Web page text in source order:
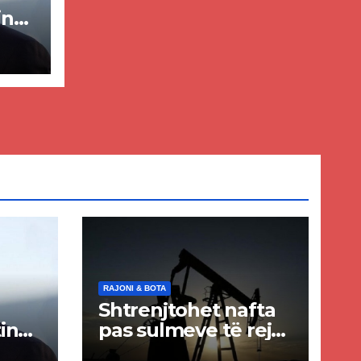
RAJONI & BOTA
Shtrenjtohet nafta
pas sulmeve të reja
SHBA–Iran